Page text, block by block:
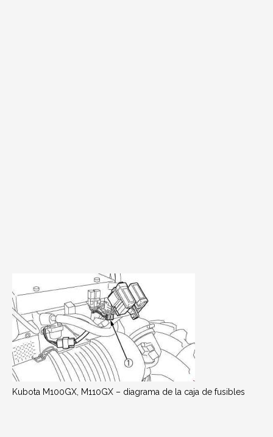
Kubota M100GX, M110GX – diagrama de la caja de fusibles